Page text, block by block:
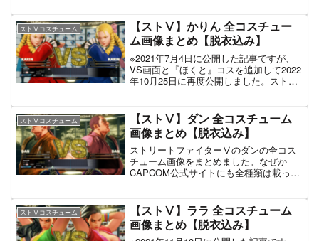
ぜかCAPCOM公式サイ...
ストⅤコスチューム
【ストⅤ】かりん 全コスチュー
ム画像まとめ【脱衣込み】
※2021年7月4日に公開した記事ですが、
VS画面と『ほくと』コスを追加して2022
年10月25日に再度公開しました。ストリ
CAPCOM公式サイトにも全種類は載って
いません。...
ストⅤコスチューム
【ストⅤ】ダン 全コスチューム
画像まとめ【脱衣込み】
ストリートファイターⅤのダンの全コス
チューム画像をまとめました。なぜか
CAPCOM公式サイトにも全種類は載って
Upgrade Kit + S...
ストⅤコスチューム
【ストⅤ】ララ 全コスチューム
画像まとめ【脱衣込み】